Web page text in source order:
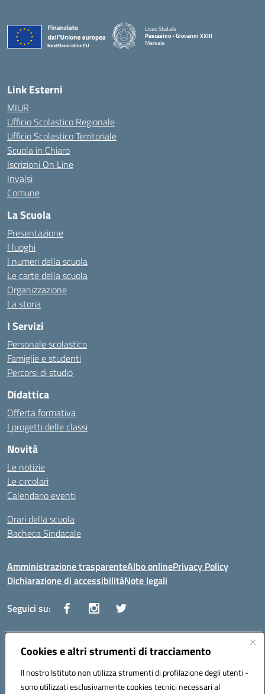
Cookies e altri strumenti di tracciamento
Il nostro Istituto non utilizza strumenti di profilazione degli utenti -
sono utilizzati esclusivamente cookies tecnici necessari al
Liceo Statale
Pascasino - Giovanni XXIII
Marsala
Link Esterni
MIUR
Ufficio Scolastico Regionale
Ufficio Scolastico Territoriale
Scuola in Chiaro
Iscrizioni On Line
Invalsi
Comune
La Scuola
Presentazione
I luoghi
I numeri della scuola
Le carte della scuola
Organizzazione
La storia
I Servizi
Personale scolastico
Famiglie e studenti
Percorsi di studio
Didattica
Offerta formativa
I progetti delle classi
Novità
Le notizie
Le circolari
Calendario eventi
Orari della scuola
Bacheca Sindacale
Amministrazione trasparenteAlbo onlinePrivacy Policy
Dichiarazione di accessibilitàNote legali
Seguici su:
Indirizzo:Via Vaccari n.5 e Via Falcone n.20 - 91025 Marsala
Posta elettronica certificata (PEC):tppm03000q@pec.istruzione.it